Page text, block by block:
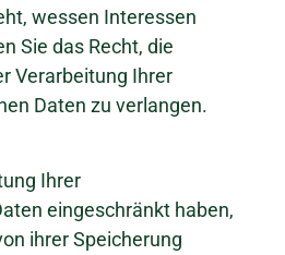
wessen Interessen
Sie das Recht, die
Verarbeitung Ihrer
Daten zu verlangen.
Ihrer
eingeschränkt haben,
ihrer Speicherung